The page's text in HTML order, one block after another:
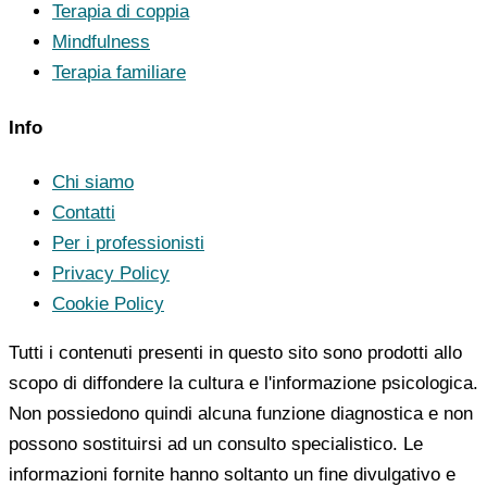
Terapia di coppia
Mindfulness
Terapia familiare
Info
Chi siamo
Contatti
Per i professionisti
Privacy Policy
Cookie Policy
Tutti i contenuti presenti in questo sito sono prodotti allo
scopo di diffondere la cultura e l'informazione psicologica.
Non possiedono quindi alcuna funzione diagnostica e non
possono sostituirsi ad un consulto specialistico. Le
informazioni fornite hanno soltanto un fine divulgativo e